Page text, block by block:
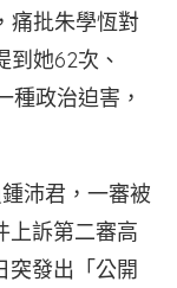
痛批朱學恆對
她62次、
種政治迫害，
沛君，一審被
上訴第二審高
突發出「公開